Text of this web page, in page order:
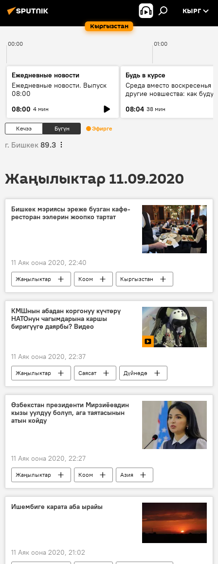
Кыргызстан
КЫРГ
00:00 01:00
Ежедневные новости
Ежедневные новости. Выпуск
08:00
08:00 4 мин
Будь в курсе
Среда вместо воскресенья и
другие новшества: как будут
08:04 38 мин
Кечээ Бүгүн Эфирге
г. Бишкек 89.3
Жаңылыктар 11.09.2020
Бишкек мэриясы эреже бузган кафе-
ресторан ээлерин жоопко тартат
11 Аяк оона 2020, 22:40
Жаңылыктар Коом
Кыргызстан
Бишкек
кафе
ресторан
көзөмөл
коронавирус
КМШнын абадан коргонуу күчтөрү
НАТОнун чагымдарына каршы
биригүүгө даярбы? Видео
11 Аяк оона 2020, 22:37
Жаңылыктар Саясат
Дүйнөдө
Видео
Мультимедиа
КМШ
НАТО
асман
Россия
Өзбекстан президенти Мирзиёевдин
кызы уулдуу болуп, ага таятасынын
атын койду
11 Аяк оона 2020, 22:27
Жаңылыктар Коом
Азия
Дүйнөдө
Өзбекстан
Шавкат Мирзиёев
Саида Мирзиёева
Ишембиге карата аба ырайы
11 Аяк оона 2020, 21:02